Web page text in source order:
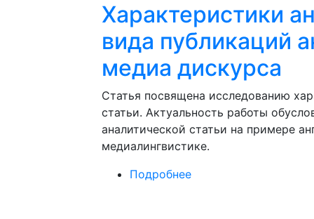
Характеристики
вида публикаций
медиа дискурса
Статья посвящена исследованию
статьи. Актуальность работы
аналитической статьи на примере
медиалингвистике.
Подробнее